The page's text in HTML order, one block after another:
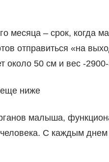
месяца – срок, когда
отправиться «на
около 50 см и вес -2900-
еще ниже
малыша,
С каждым